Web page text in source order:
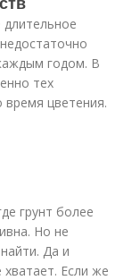
годом. В
тех
цветения.
грунт более
Но не
Да и
Если же